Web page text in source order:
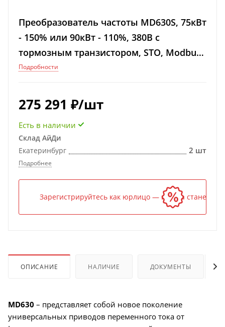
Преобразователь частоты MD630S, 75кВт
- 150% или 90кВт - 110%, 380В с
тормозным транзистором, STO, Modbus-
RTU
Подробности
275 291 ₽/шт
Есть в наличии
Склад АйДи
Екатеринбург
2 шт
Подробнее
Зарегистрируйтесь как юрлицо — и цена станет
ОПИСАНИЕ НАЛИЧИЕ ДОКУМЕНТЫ
MD630 – представляет собой новое поколение
универсальных приводов переменного тока от